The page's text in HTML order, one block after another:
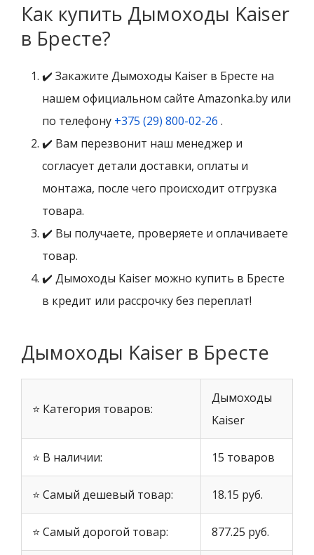
Как купить Дымоходы Kaiser
в Бресте?
✔️ Закажите Дымоходы Kaiser в Бресте на
нашем официальном сайте Amazonka.by или
по телефону +375 (29) 800-02-26 .
✔️ Вам перезвонит наш менеджер и
согласует детали доставки, оплаты и
монтажа, после чего происходит отгрузка
товара.
✔️ Вы получаете, проверяете и оплачиваете
товар.
✔️ Дымоходы Kaiser можно купить в Бресте
в кредит или рассрочку без переплат!
Дымоходы Kaiser в Бресте
⭐ Категория товаров:
Дымоходы
Kaiser
⭐ В наличии: 15 товаров
⭐ Самый дешевый товар: 18.15 руб.
⭐ Самый дорогой товар: 877.25 руб.